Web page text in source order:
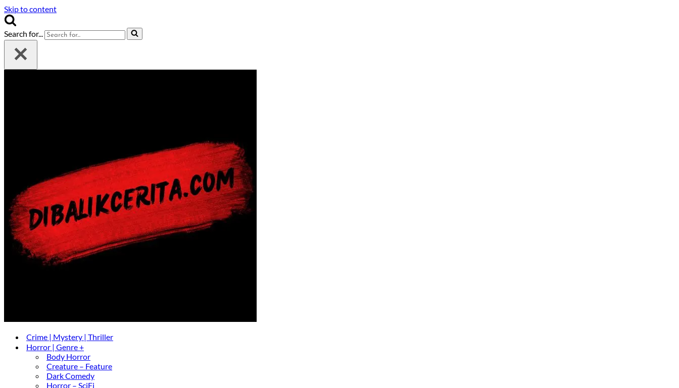
Skip to content
Search for...
Crime | Mystery | Thriller
Horror | Genre +
Body Horror
Creature – Feature
Dark Comedy
Horror – SciFi